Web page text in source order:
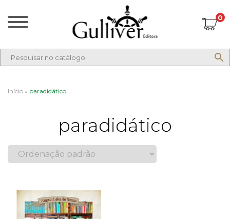
0
Início » paradidático
paradidático